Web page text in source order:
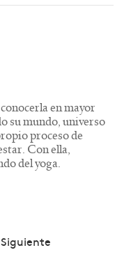
en mayor
su mundo, universo
proceso de
Con ella,
del yoga.
Siguiente